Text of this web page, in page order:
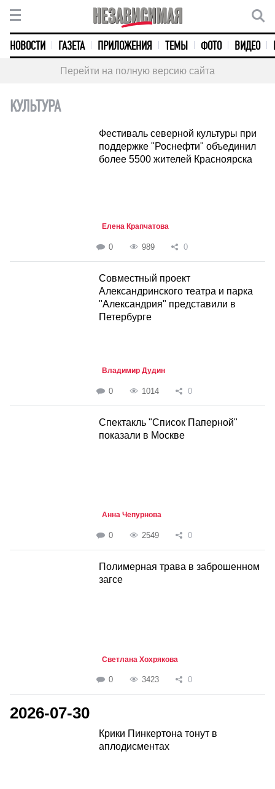
НОВОСТИ ГАЗЕТА ПРИЛОЖЕНИЯ ТЕМЫ ФОТО ВИДЕО
Перейти на полную версию сайта
КУЛЬТУРА
Фестиваль северной культуры при
поддержке "Роснефти" объединил
более 5500 жителей Красноярска
Елена Крапчатова
0 989 0
Совместный проект
Александринского театра и парка
"Александрия" представили в
Петербурге
Владимир Дудин
0 1014 0
Спектакль "Список Паперной"
показали в Москве
Анна Чепурнова
0 2549 0
Полимерная трава в заброшенном
загсе
Светлана Хохрякова
0 3423 0
2026-07-30
Крики Пинкертона тонут в
аплодисментах